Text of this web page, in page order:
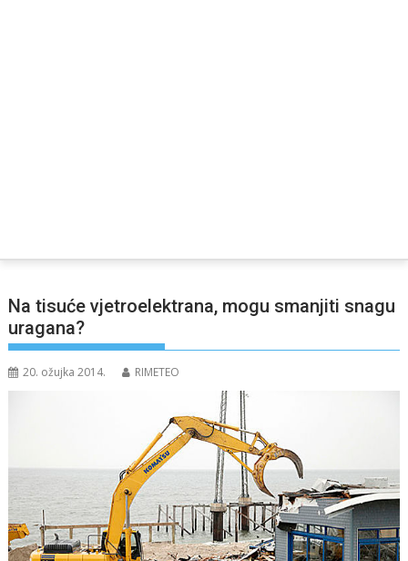
Na tisuće vjetroelektrana, mogu smanjiti snagu
uragana?
20. ožujka 2014. RIMETEO